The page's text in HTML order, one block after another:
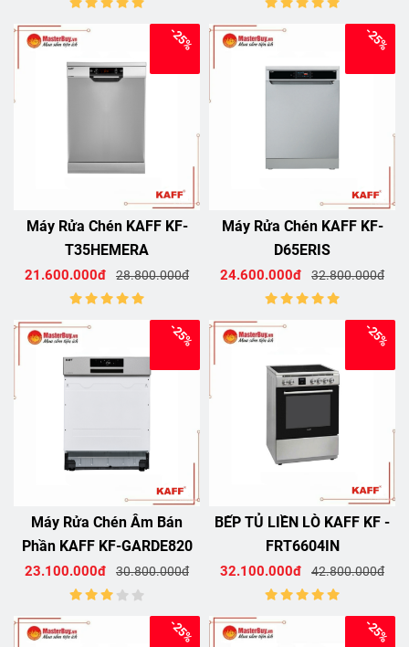
Máy Rửa Chén KAFF KF-
T35HEMERA
21.600.000đ 28.800.000đ
-25%
Máy Rửa Chén KAFF KF-
D65ERIS
24.600.000đ 32.800.000đ
-25%
Máy Rửa Chén Âm Bán
Phần KAFF KF-GARDE820
23.100.000đ 30.800.000đ
-25%
BẾP TỦ LIỀN LÒ KAFF KF -
FRT6604IN
32.100.000đ 42.800.000đ
-25%
-25% -25%